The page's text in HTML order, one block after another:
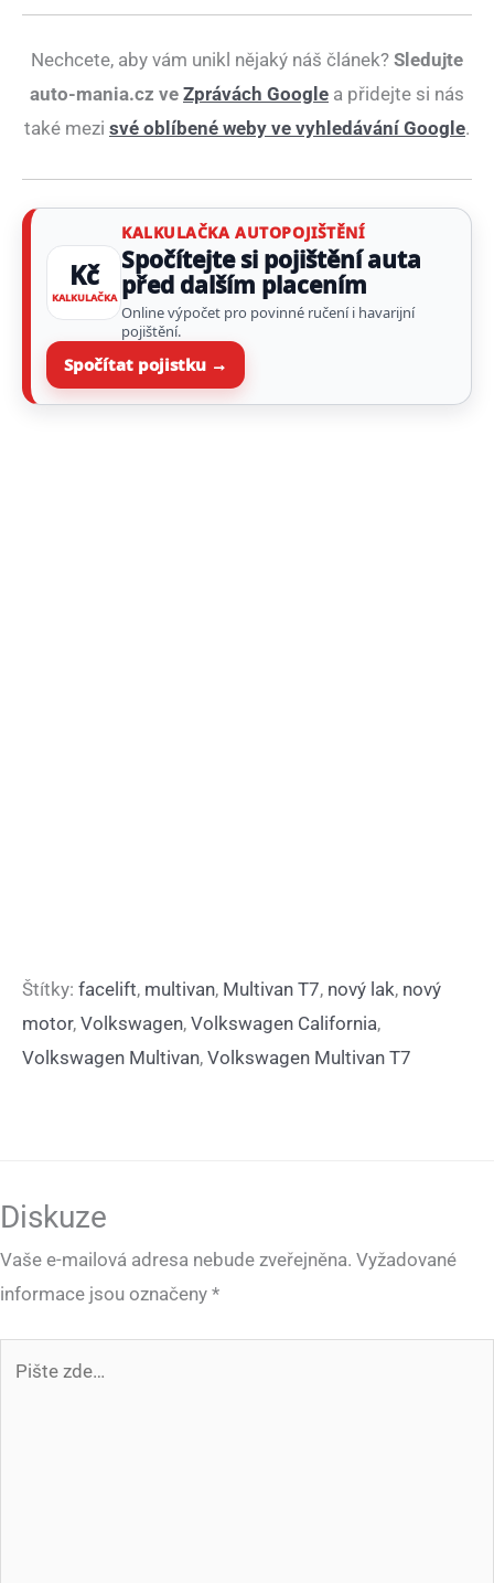
Nechcete, aby vám unikl nějaký náš článek? Sledujte
auto-mania.cz ve Zprávách Google a přidejte si nás
také mezi své oblíbené weby ve vyhledávání Google.
Kč
KALKULAČKA
KALKULAČKA AUTOPOJIŠTĚNÍ
Spočítejte si pojištění auta
před dalším placením
Online výpočet pro povinné ručení i havarijní
pojištění.
Spočítat pojistku →
Štítky: facelift, multivan, Multivan T7, nový lak, nový
motor, Volkswagen, Volkswagen California,
Volkswagen Multivan, Volkswagen Multivan T7
Diskuze
Vaše e-mailová adresa nebude zveřejněna. Vyžadované
informace jsou označeny *